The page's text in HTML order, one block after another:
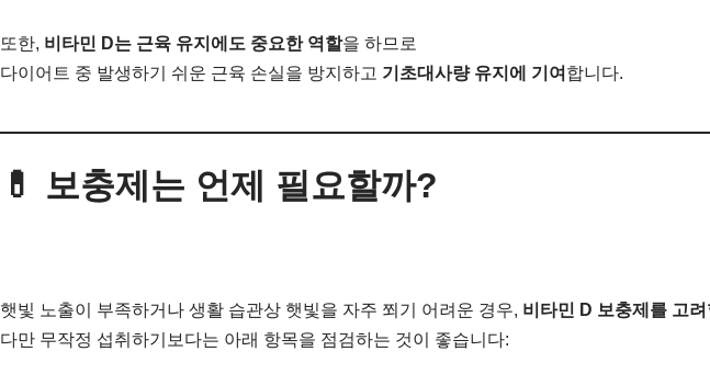
또한, 비타민 D는 근육 유지에도 중요한 역할을 하므로
다이어트 중 발생하기 쉬운 근육 손실을 방지하고 기초대사량 유지에 기여 합니다.
💊 보충제는 언제 필요할까?
햇빛 노출이 부족하거나 생활 습관상 햇빛을 자주 쬐기 어려운 경우, 비타민 D 보충제를 고
다만 무작정 섭취하기보다는 아래 항목을 점검하는 것이 좋습니다: